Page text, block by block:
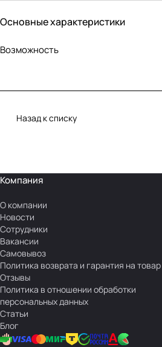
Основные характеристики
Возможность
Назад к списку
Компания
О компании
Новости
Сотрудники
Вакансии
Самовывоз
Политика возврата и гарантия на товар
Отзывы
Политика в отношении обработки
персональных данных
Статьи
Блог